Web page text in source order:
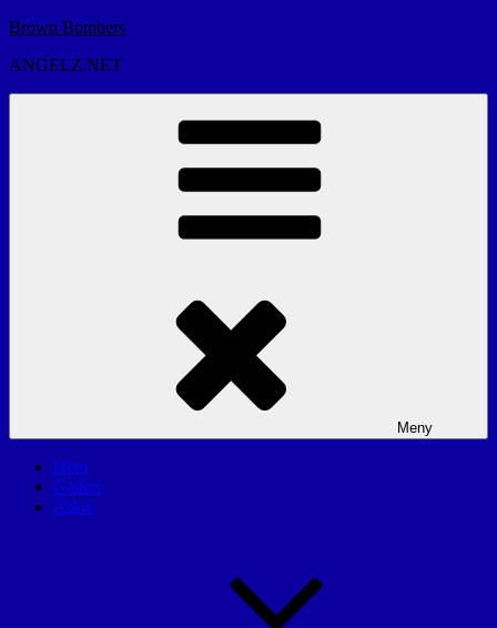
Hoppa
innehåll
Brown Bombers
ANGELZ.NET
Meny
Hem
Galleri
Arkiv